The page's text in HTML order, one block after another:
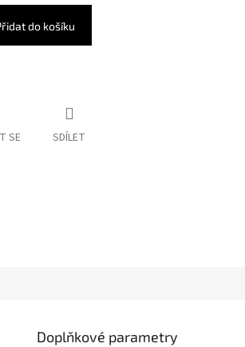
do košíku
SE SDÍLET
Doplňkové parametry